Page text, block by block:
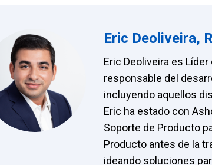
Eric Deoliveira,
Eric Deoliveira es
responsable del
incluyendo aquellos
Eric ha estado con
Soporte de Producto
Producto antes de la
ideando soluciones